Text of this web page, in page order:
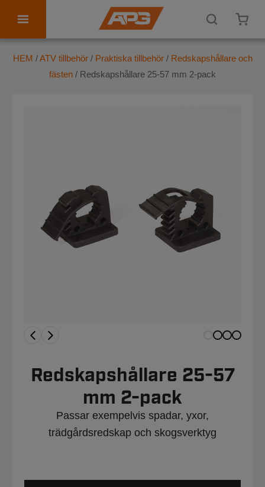
ATV tillbehör
HEM /ATV tillbehör/ Praktiska tillbehör/ Redskapshållare och
fästen / Redskapshållare 25-57 mm 2-pack
Redskapshållare 25-57
mm 2-pack
Passar exempelvis spadar, yxor,
trädgårdsredskap och skogsverktyg